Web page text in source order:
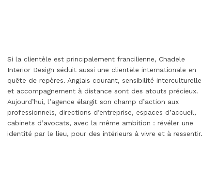
Si la clientèle est principalement francilienne, Chadele
Interior Design séduit aussi une clientèle internationale en
quête de repères. Anglais courant, sensibilité interculturelle
et accompagnement à distance sont des atouts précieux.
Aujourd’hui, l’agence élargit son champ d’action aux
professionnels, directions d’entreprise, espaces d’accueil,
cabinets d’avocats, avec la même ambition : révéler une
identité par le lieu, pour des intérieurs à vivre et à ressentir.